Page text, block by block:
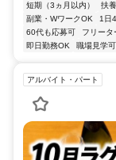
短期（3ヵ月以内） 扶
副業・WワークOK
1日
60代も応募可
フリータ
即日勤務OK
職場見学可
アルバイト・パート